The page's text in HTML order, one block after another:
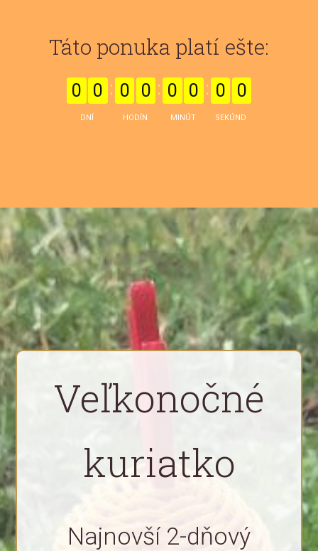
Táto ponuka platí ešte:
0 0
DNÍ
0 0
HODÍN
0 0
MINÚT
0 0
SEKÚND
Veľkonočné
kuriatko
Najnovší 2-dňový